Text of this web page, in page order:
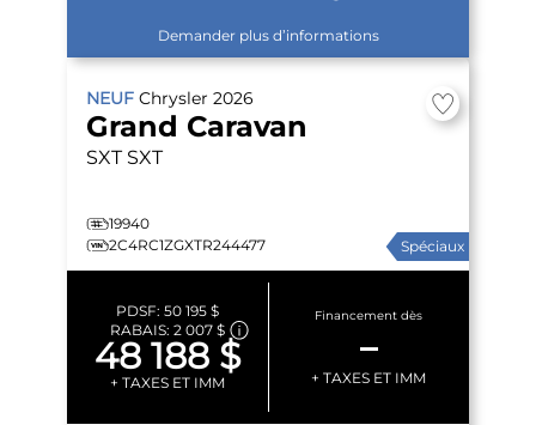
Demander plus d’informations
NEUF Chrysler 2026
Grand Caravan
SXT SXT
19940
2C4RC1ZGXTR244477
Spéciaux
PDSF: 50 195 $
RABAIS: 2 007 $
48 188 $
+ TAXES ET IMM
Financement dès
–
+ TAXES ET IMM